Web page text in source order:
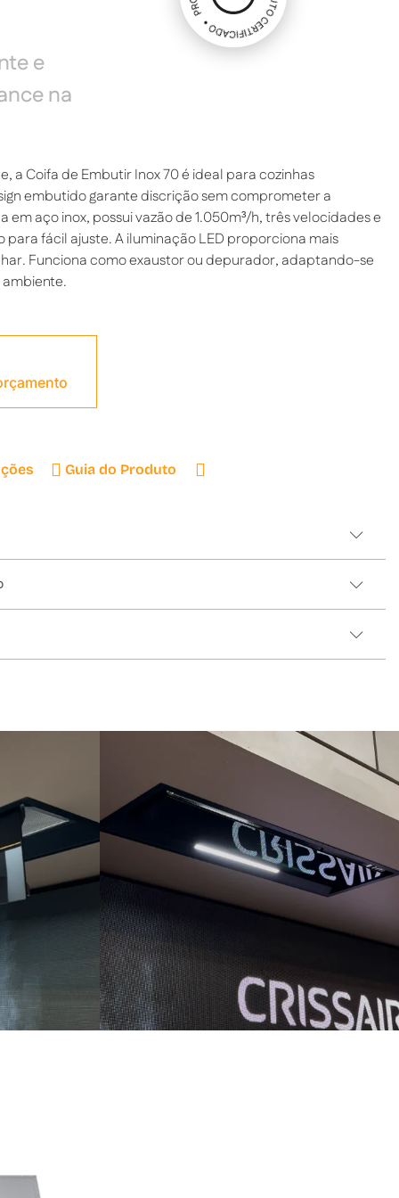
e
na
a Coifa de Embutir Inox 70 é ideal para cozinhas
embutido garante discrição sem comprometer a
em aço inox, possui vazão de 1.050m³/h, três velocidades e
fácil ajuste. A iluminação LED proporciona mais
Funciona como exaustor ou depurador, adaptando-se
Guia do Produto